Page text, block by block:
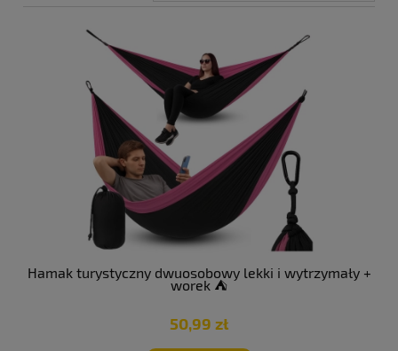
Hamak turystyczny dwuosobowy lekki i wytrzymały +
worek ⛺️
50,99 zł